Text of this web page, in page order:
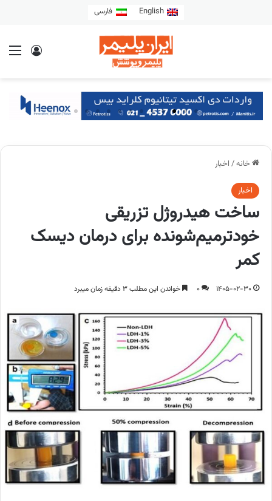
English فارسی
خانه/ اخبار
اخبار
ساخت هیدروژل تزریقی
خودترمیم‌شونده برای درمان دیسک
کمر
1405-02-30
0 خواندن این مطلب 3 دقیقه زمان میبرد